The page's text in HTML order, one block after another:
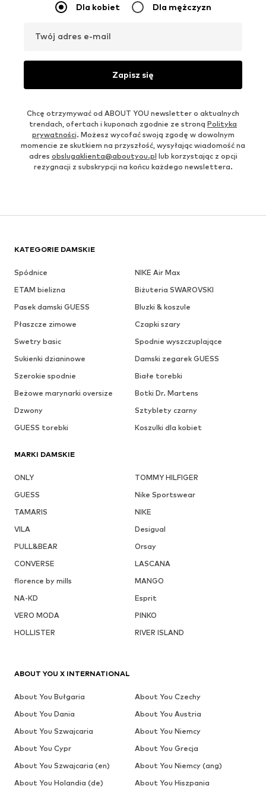
Dla kobiet Dla mężczyzn
Twój adres e-mail
Zapisz się
Chcę otrzymywać od ABOUT YOU newsletter o aktualnych
trendach, ofertach i kuponach zgodnie ze stroną Polityka
prywatności. Możesz wycofać swoją zgodę w dowolnym
momencie ze skutkiem na przyszłość, wysyłając wiadomość na
adres obslugaklienta@aboutyou.pl lub korzystając z opcji
rezygnacji z subskrypcji na końcu każdego newslettera.
KATEGORIE DAMSKIE
Spódnice
NIKE Air Max
ETAM bielizna
Biżuteria SWAROVSKI
Pasek damski GUESS
Bluzki & koszule
Płaszcze zimowe
Czapki szary
Swetry basic
Spodnie wyszczuplające
Sukienki dzianinowe
Damski zegarek GUESS
Szerokie spodnie
Białe torebki
Beżowe marynarki oversize
Botki Dr. Martens
Dzwony
Sztyblety czarny
GUESS torebki
Koszulki dla kobiet
MARKI DAMSKIE
ONLY
TOMMY HILFIGER
GUESS
Nike Sportswear
TAMARIS
NIKE
VILA
Desigual
PULL&BEAR
Orsay
CONVERSE
LASCANA
florence by mills
MANGO
NA-KD
Esprit
VERO MODA
PINKO
HOLLISTER
RIVER ISLAND
ABOUT YOU X INTERNATIONAL
About You Bułgaria
About You Czechy
About You Dania
About You Austria
About You Szwajcaria
About You Niemcy
About You Cypr
About You Grecja
About You Szwajcaria (en)
About You Niemcy (ang)
About You Holandia (de)
About You Hiszpania